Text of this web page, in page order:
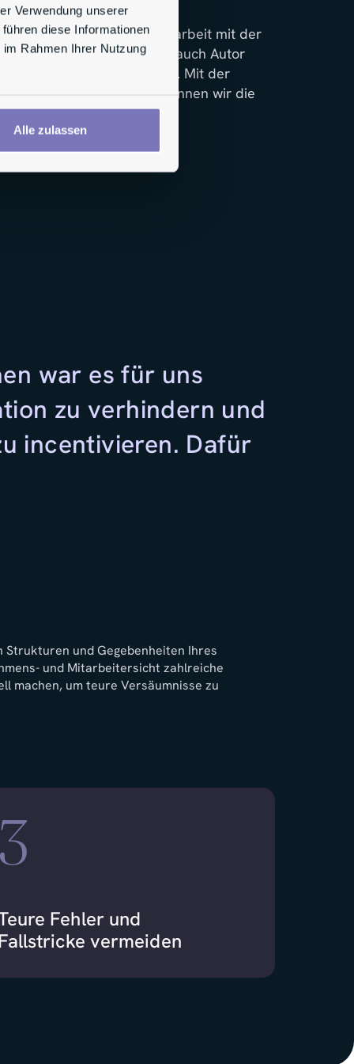
Verwendung unserer
diese Informationen
Rahmen Ihrer Nutzung
Alle zulassen
in enger Zusammenarbeit mit der
Dr. Christopher Hahn auch Autor
Mitarbeiterbeteiligungen”). Mit der
kennen wir die
Ups und KMUs.
war es für uns
zu verhindern und
incentivieren. Dafür
und Gegebenheiten Ihres
und Mitarbeitersicht zahlreiche
machen, um teure Versäumnisse zu
Fehler und
vermeiden